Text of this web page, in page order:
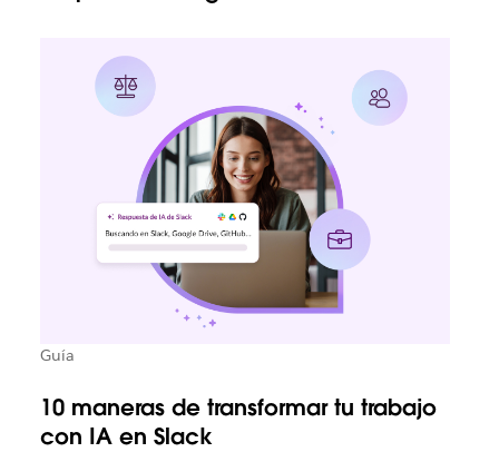
Guía
10 maneras de transformar tu trabajo
con IA en Slack